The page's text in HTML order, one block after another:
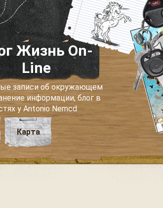
Жизнь On-
Line
записи об окружающем
информации, блог в
у Antonio Nemcd
Карта